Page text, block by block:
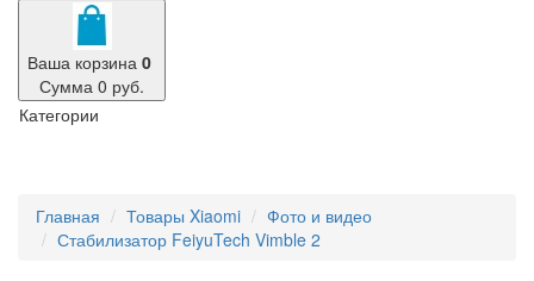
Ваша корзина 0
Сумма 0 руб.
Категории
Главная Товары Xiaomi
Фото и видео
Стабилизатор FeiyuTech Vimble 2